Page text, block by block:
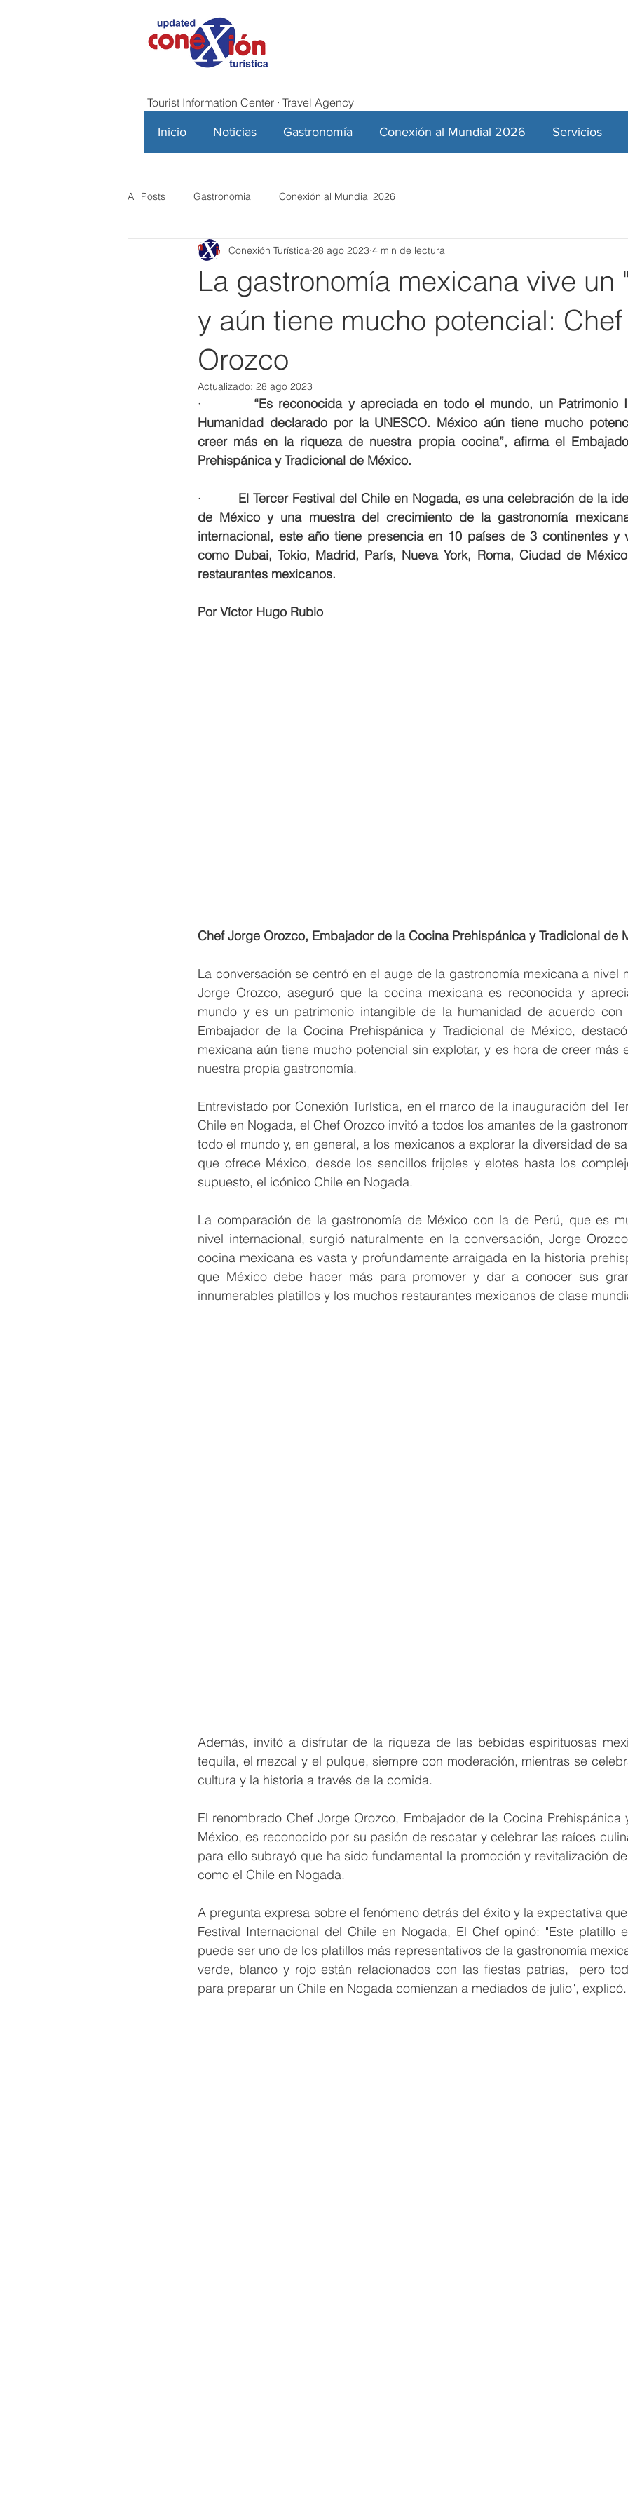
Tourist Information Center · Travel Agency
Inicio Noticias Gastronomía Conexión al Mundial 2026 Servicios
All Posts Gastronomia Conexión al Mundial 2026
La gastronomía mexicana vive un
y aún tiene mucho potencial:
Orozco
Conexión Turística 28 ago 2023 4 min de lectura
Actualizado: 28 ago 2023
· “Es reconocida y apreciada en todo el mundo, un Patrimonio
Humanidad declarado por la UNESCO. México aún tiene mucho
creer más en la riqueza de nuestra propia cocina”, afirma el
Prehispánica y Tradicional de México.
· El Tercer Festival del Chile en Nogada, es una celebración de la
de México y una muestra del crecimiento de la gastronomía
internacional, este año tiene presencia en 10 países de 3 continentes y
como Dubai, Tokio, Madrid, París, Nueva York, Roma, Ciudad de
restaurantes mexicanos.
Por Víctor Hugo Rubio
Chef Jorge Orozco, Embajador de la Cocina Prehispánica y Tradicional de
La conversación se centró en el auge de la gastronomía mexicana a nivel
Jorge Orozco, aseguró que la cocina mexicana es reconocida y
mundo y es un patrimonio intangible de la humanidad de acuerdo con
Embajador de la Cocina Prehispánica y Tradicional de México,
mexicana aún tiene mucho potencial sin explotar, y es hora de creer más
nuestra propia gastronomía.
Entrevistado por Conexión Turística, en el marco de la inauguración del
Chile en Nogada, el Chef Orozco invitó a todos los amantes de la
todo el mundo y, en general, a los mexicanos a explorar la diversidad de
que ofrece México, desde los sencillos frijoles y elotes hasta los
supuesto, el icónico Chile en Nogada.
La comparación de la gastronomía de México con la de Perú, que es
nivel internacional, surgió naturalmente en la conversación, Jorge
cocina mexicana es vasta y profundamente arraigada en la historia
que México debe hacer más para promover y dar a conocer sus
innumerables platillos y los muchos restaurantes mexicanos de clase
Además, invitó a disfrutar de la riqueza de las bebidas espirituosas
tequila, el mezcal y el pulque, siempre con moderación, mientras se
cultura y la historia a través de la comida.
El renombrado Chef Jorge Orozco, Embajador de la Cocina Prehispánica
México, es reconocido por su pasión de rescatar y celebrar las raíces
para ello subrayó que ha sido fundamental la promoción y revitalización
como el Chile en Nogada.
A pregunta expresa sobre el fenómeno detrás del éxito y la expectativa
Festival Internacional del Chile en Nogada, El Chef opinó: "Este platillo
puede ser uno de los platillos más representativos de la gastronomía
verde, blanco y rojo están relacionados con las fiestas patrias,  pero
para preparar un Chile en Nogada comienzan a mediados de julio", explicó.